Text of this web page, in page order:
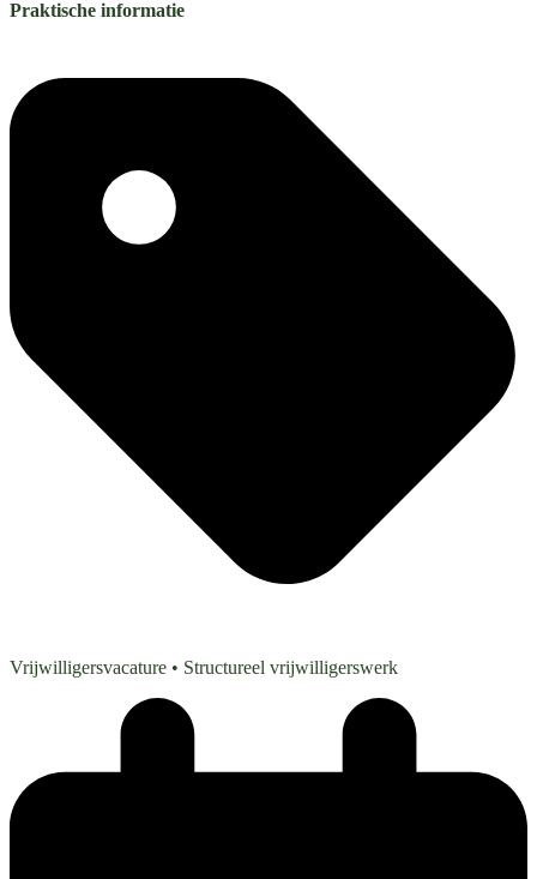
Praktische informatie
Vrijwilligersvacature • Structureel vrijwilligerswerk